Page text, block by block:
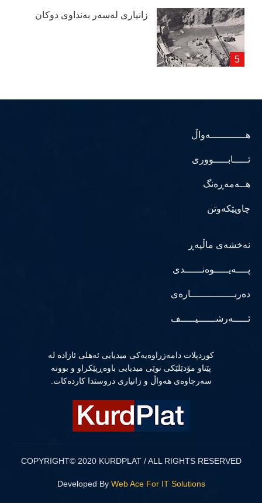
زانیاری لەسەر بەنداوی دوكان
هــــــــــــەواڵ
ئـــــابـــــووری
هــەمەڕەنگ
چاوپێکەوتن
نەخشەی ماڵپەڕ
پــــەیـــــوەنــــــدی
دەربـــــــــــــــارەی
ئـــــەرشــــــیـــــف
كوردپلات دامەزراوەیەكی میدیایی ئەهلی ئازادە لە
پێناو مۆدێلێكی نوێی میدیایی باوەڕپێكراو و بوونە
سەرچاوەی هەواڵ و زانیاری دروستدا كاردەكات.
COPYRIGHT© 2020 KURDPLAT / ALL RIGHTS RESERVED
Web Ace For IT Solutions
Developed By